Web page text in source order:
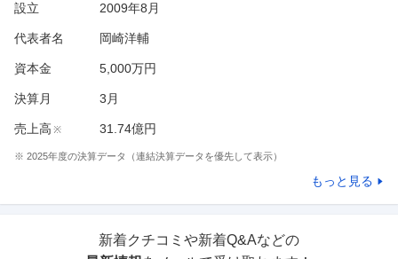
設立 2009年8月
代表者名 岡崎洋輔
資本金 5,000万円
決算月 3月
売上高 ※ 31.74億円
※ 2025年度の決算データ（連結決算データを優先して表示）
もっと見る
新着クチコミや新着Q&Aなどの